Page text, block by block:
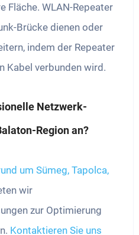
Fläche. WLAN-Repeater
Brücke dienen oder
indem der Repeater
Kabel verbunden wird.
Netzwerk-
Region an?
um Sümeg, Tapolca,
wir
zur Optimierung
Kontaktieren Sie uns